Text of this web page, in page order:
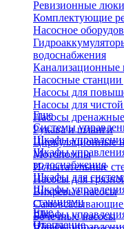
Ревизионные
Комплектующие
Насосное
водоснабжения
Канализационные
Насосные станции
Насосы для
Насосы для
Насосы дренажные
Рукава и шланги
Циркуляционные
Мотопомпы
Испытательные
Насосы для
Вихревые насосы
Бочечные насосы
Еще
Системы
Шкафы
Шкафы
водоснабжения
Шкафы для
Шкафы
станциями
Шкафы
Шкафы
Еще
Отопление